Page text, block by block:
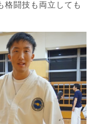
格闘技も両立しても